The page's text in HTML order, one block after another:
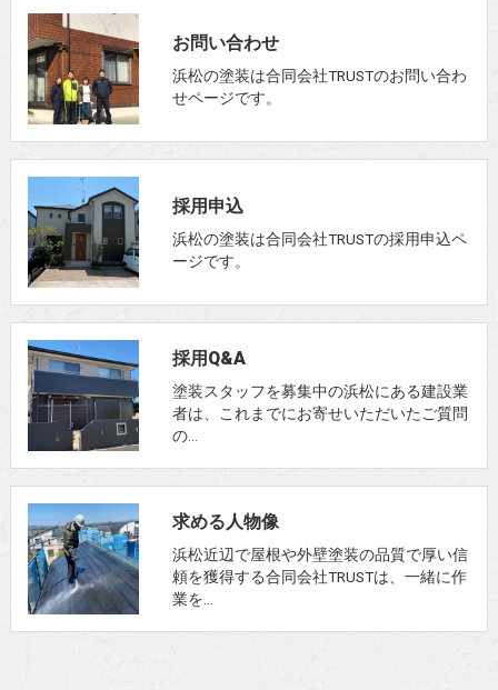
お問い合わせ
浜松の塗装は合同会社TRUSTのお問い合わ
せページです。
採用申込
浜松の塗装は合同会社TRUSTの採用申込ペ
ージです。
採用Q&A
塗装スタッフを募集中の浜松にある建設業
者は、これまでにお寄せいただいたご質問
の…
求める人物像
浜松近辺で屋根や外壁塗装の品質で厚い信
頼を獲得する合同会社TRUSTは、一緒に作
業を…